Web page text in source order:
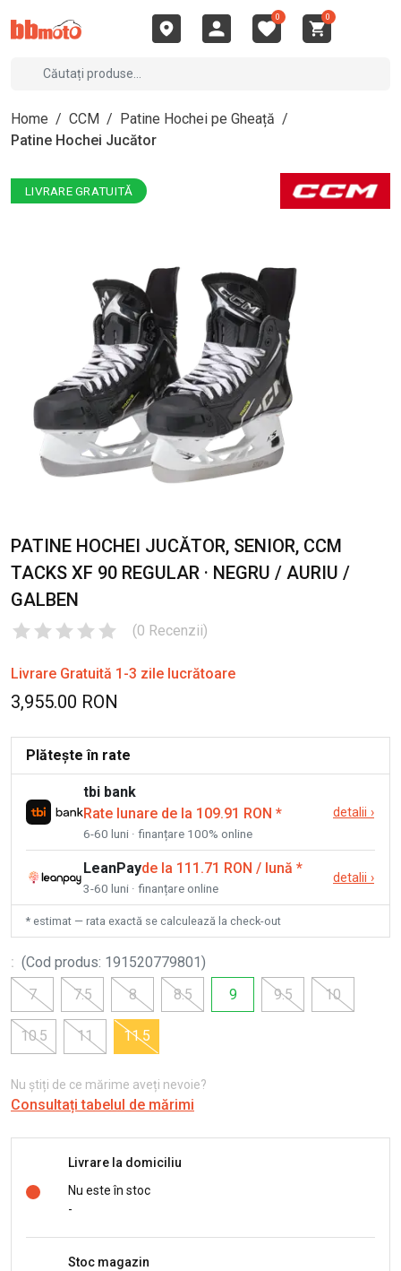
0 0
Home / CCM / Patine Hochei pe Gheață /
Patine Hochei Jucător
LIVRARE GRATUITĂ
PATINE HOCHEI JUCĂTOR, SENIOR, CCM
TACKS XF 90 REGULAR · NEGRU / AURIU /
GALBEN
(0 Recenzii)
Livrare Gratuită 1-3 zile lucrătoare
3,955.00 RON
Plătește în rate
tbi bank
Rate lunare de la 109.91 RON *
6-60 luni · finanțare 100% online
detalii ›
LeanPayde la 111.71 RON / lună *
3-60 luni · finanțare online
detalii ›
* estimat — rata exactă se calculează la check-out
: (Cod produs: 191520779801 )
7
7.5 8 8.5 9 9.5 10
10.5 11 11.5
Nu știți de ce mărime aveți nevoie?
Consultați tabelul de mărimi
Livrare la domiciliu
Nu este în stoc
-
Stoc magazin